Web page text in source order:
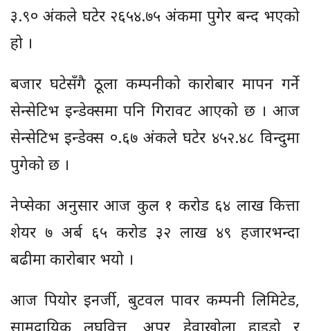
३.९० अंकले घटेर २६५४.७५ अंकमा पुगेर बन्द भएको
हो ।
बजार घटेसँगै ठूला कम्पनीको कारोबार मापन गर्ने
सेन्सेटिभ इन्डेक्समा पनि गिरावट आएको छ । आज
सेन्सेटिभ इन्डेक्स ०.६७ अंकले घटेर ४५२.४८ विन्दुमा
पुगेको छ ।
नेप्सेका अनुसार आज कुल १ करोड ६४ लाख कित्ता
शेयर ७ अर्ब ६५ करोड ३२ लाख ४९ हजारभन्दा
बढीमा कारोबार भयो ।
आज पियोर इनर्जी, बुटवल पावर कम्पनी लिमिटेड,
सामुदायिक लघुवित्त, अपर हेवाखोला हाइड्रो र